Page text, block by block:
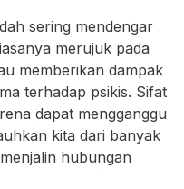
sering mendengar
merujuk pada
memberikan dampak
terhadap psikis. Sifat
dapat mengganggu
kita dari banyak
hubungan